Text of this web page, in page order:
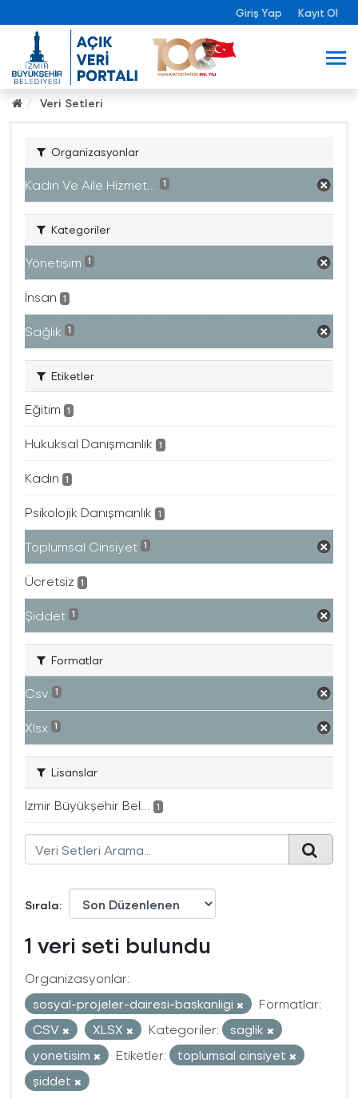
Giriş Yap Kayıt Ol
Veri Setleri
Organizasyonlar
Kadın Ve Aile Hizmet... 1
Kategoriler
Yönetişim 1
İnsan 1
Sağlık 1
Etiketler
Eğitim 1
Hukuksal Danışmanlık 1
Kadın 1
Psikolojik Danışmanlık 1
Toplumsal Cinsiyet 1
Ücretsiz 1
Şiddet 1
Formatlar
Csv 1
Xlsx 1
Lisanslar
İzmir Büyükşehir Bel... 1
Sırala
1 veri seti bulundu
Organizasyonlar:
sosyal-projeler-dairesi-baskanligi
Formatlar:
CSV
XLSX Kategoriler:
saglik
yonetisim
Etiketler:
toplumsal cinsiyet
şiddet